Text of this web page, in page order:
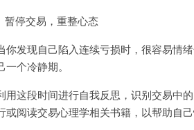
暂停交易，重整心态
你发现自己陷入连续亏损时，很容易情
一个冷静期。
用这段时间进行自我反思，识别交易中
或阅读交易心理学相关书籍，以帮助自